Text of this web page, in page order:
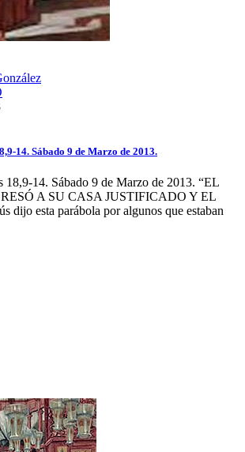
14. Sábado 9 de Marzo de 2013.
18,9-14. Sábado 9 de Marzo de 2013. “EL
A SU CASA JUSTIFICADO Y EL
dijo esta parábola por algunos que estaban